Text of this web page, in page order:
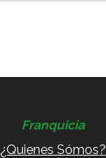
Franquicia
¿Quienes Sómos?